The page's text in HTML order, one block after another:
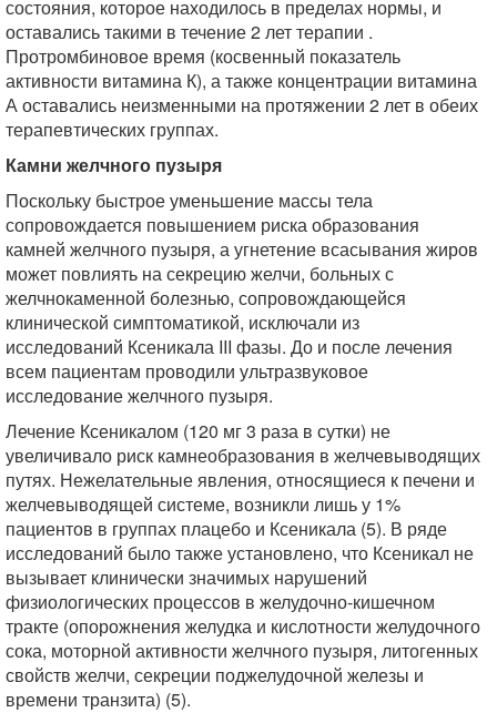
состояния, которое находилось в пределах нормы, и
оставались такими в течение 2 лет терапии .
Протромбиновое время (косвенный показатель
активности витамина К), а также концентрации витамина
А оставались неизменными на протяжении 2 лет в обеих
терапевтических группах.
Камни желчного пузыря
Поскольку быстрое уменьшение массы тела
сопровождается повышением риска образования
камней желчного пузыря, а угнетение всасывания жиров
может повлиять на секрецию желчи, больных с
желчнокаменной болезнью, сопровождающейся
клинической симптоматикой, исключали из
исследований Ксеникала III фазы. До и после лечения
всем пациентам проводили ультразвуковое
исследование желчного пузыря.
Лечение Ксеникалом (120 мг 3 раза в сутки) не
увеличивало риск камнеобразования в желчевыводящих
путях. Нежелательные явления, относящиеся к печени и
желчевыводящей системе, возникли лишь у 1%
пациентов в группах плацебо и Ксеникала (5). В ряде
исследований было также установлено, что Ксеникал не
вызывает клинически значимых нарушений
физиологических процессов в желудочно-кишечном
тракте (опорожнения желудка и кислотности желудочного
сока, моторной активности желчного пузыря, литогенных
свойств желчи, секреции поджелудочной железы и
времени транзита) (5).